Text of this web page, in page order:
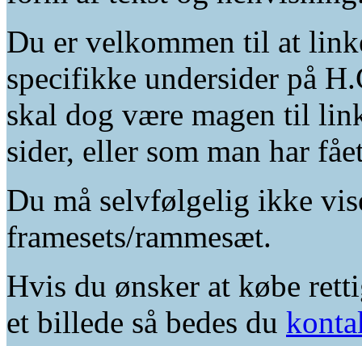
Du er velkommen til at
specifikke undersider på
skal dog være magen til
sider, eller som man har
Du må selvfølgelig ikke
framesets/rammesæt.
Hvis du ønsker at købe
et billede så bedes du